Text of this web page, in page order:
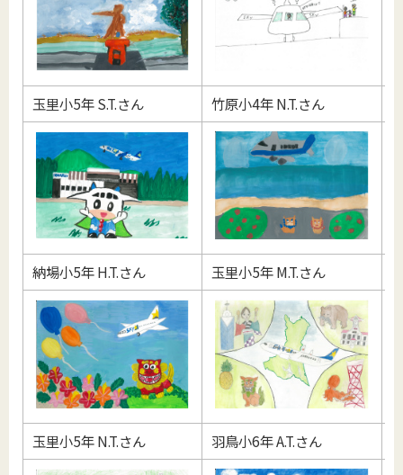
玉里小5年 S.T.さん 竹原小4年 N.T.さん
納場小5年 H.T.さん 玉里小5年 M.T.さん
玉里小5年 N.T.さん 羽鳥小6年 A.T.さん